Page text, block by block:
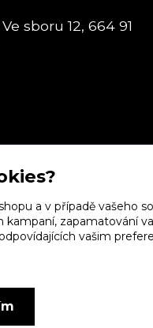
Ve sboru 12, 664 91
a v případě vašeho
zapamatování
vašim